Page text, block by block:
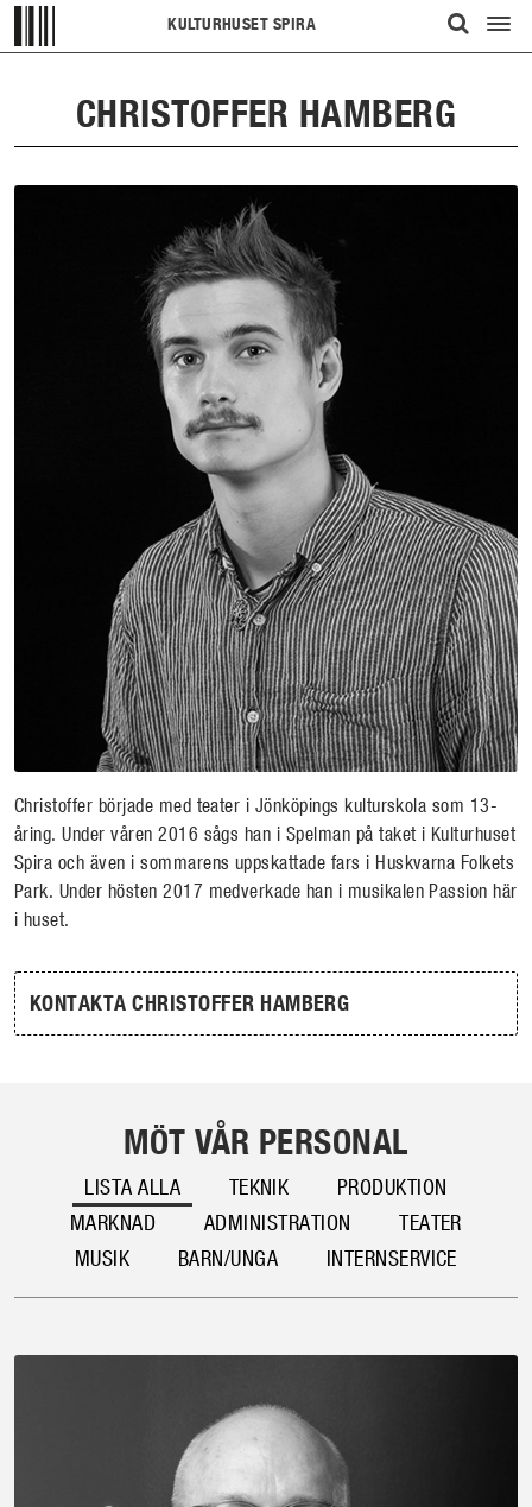
KULTURHUSET SPIRA
ÖPPNAVisa/
meny
CHRISTOFFER HAMBERG
Christoffer började med teater i Jönköpings kulturskola som 13-
åring. Under våren 2016 sågs han i Spelman på taket i Kulturhuset
Spira och även i sommarens uppskattade fars i Huskvarna Folkets
Park. Under hösten 2017 medverkade han i musikalen Passion här
i huset.
KONTAKTA CHRISTOFFER HAMBERG
MÖT VÅR PERSONAL
LISTA ALLA TEKNIK
PRODUKTION
MARKNAD
ADMINISTRATION
TEATER
MUSIK
BARN/UNGA INTERNSERVICE